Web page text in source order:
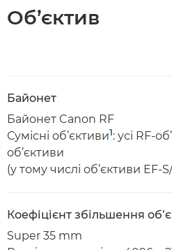
Об’єктив
Байонет
Байонет Canon RF
Сумісні об’єктиви1: усі RF-
об’єктиви
(у тому числі об’єктиви EF-
Коефіцієнт збільшення
Super 35 mm